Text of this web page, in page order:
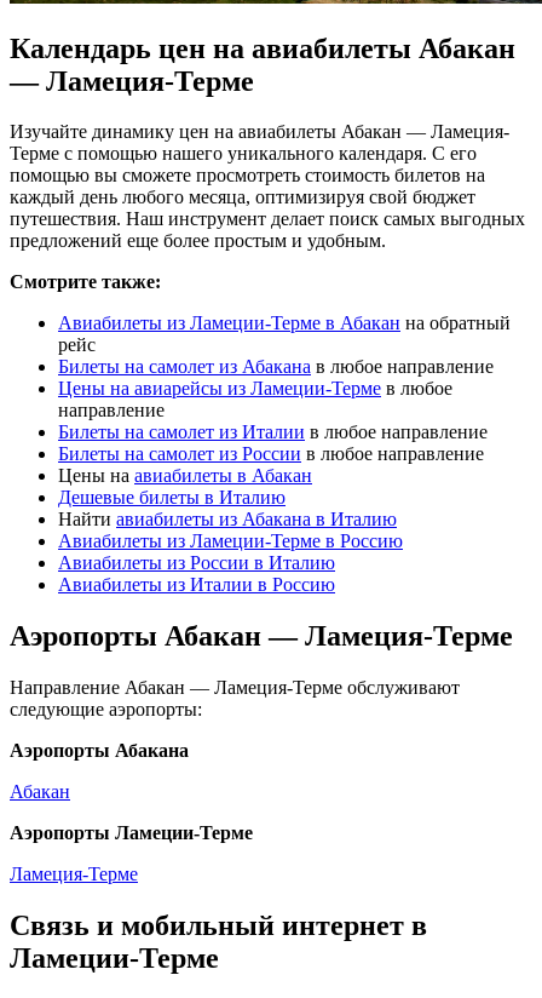
Календарь цен на авиабилеты Абакан
— Ламеция-Терме
Изучайте динамику цен на авиабилеты Абакан — Ламеция-
Терме с помощью нашего уникального календаря. С его
помощью вы сможете просмотреть стоимость билетов на
каждый день любого месяца, оптимизируя свой бюджет
путешествия. Наш инструмент делает поиск самых выгодных
предложений еще более простым и удобным.
Смотрите также:
Авиабилеты из Ламеции-Терме в Абакан на обратный
рейс
Билеты на самолет из Абакана в любое направление
Цены на авиарейсы из Ламеции-Терме в любое
направление
Билеты на самолет из Италии в любое направление
Билеты на самолет из России в любое направление
Цены на авиабилеты в Абакан
Дешевые билеты в Италию
Найти авиабилеты из Абакана в Италию
Авиабилеты из Ламеции-Терме в Россию
Авиабилеты из России в Италию
Авиабилеты из Италии в Россию
Аэропорты Абакан — Ламеция-Терме
Направление Абакан — Ламеция-Терме обслуживают
следующие аэропорты:
Аэропорты Абакана
Абакан
Аэропорты Ламеции-Терме
Ламеция-Терме
Связь и мобильный интернет в
Ламеции-Терме